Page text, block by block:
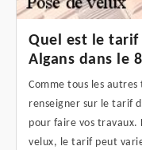
Quel est le tarif
Algans dans le
Comme tous les
renseigner sur le tarif
pour faire vos travaux.
velux, le tarif peut